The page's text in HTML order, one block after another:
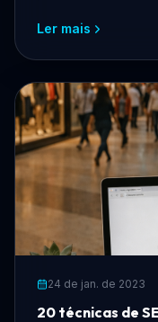
Ler mais
24 de jan. de 2023
20 técnicas de